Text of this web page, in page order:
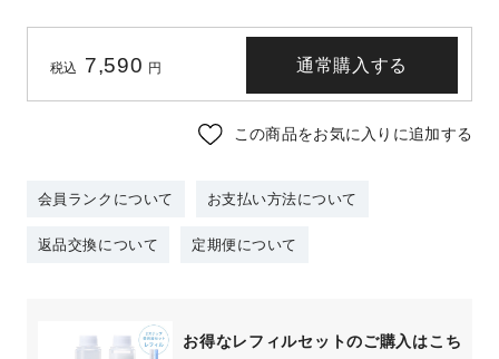
税込 7,590 円 通常購入する
この商品をお気に入りに追加する
会員ランクについて お支払い方法について
返品交換について 定期便について
お得なレフィルセットのご購入はこち